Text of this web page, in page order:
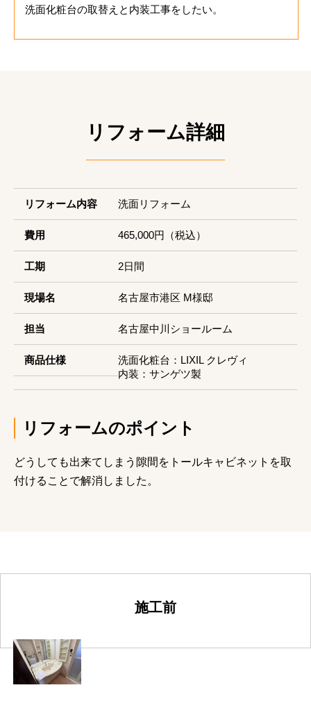
洗面化粧台の取替えと内装工事をしたい。
リフォーム詳細
リフォーム内容 洗面リフォーム
費用 465,000円（税込）
工期 2日間
現場名 名古屋市港区 M様邸
担当 名古屋中川ショールーム
商品仕様
洗面化粧台：LIXIL クレヴィ
内装：サンゲツ製
リフォームのポイント
どうしても出来てしまう隙間をトールキャビネットを取
付けることで解消しました。
施工前